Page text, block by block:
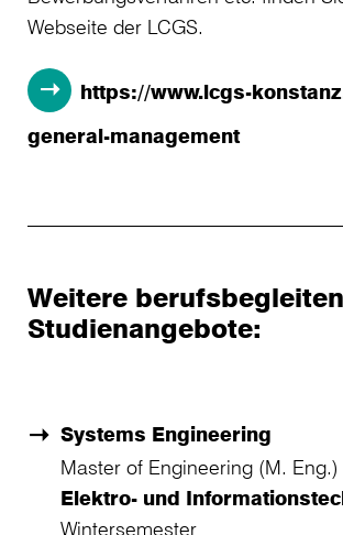
Webseite der LCGS.
https://www.lcgs-
general-management
Weitere
Studienangebote:
Systems Engineering
Master of Engineering (M. Eng.)
Elektro- und
Wintersemester